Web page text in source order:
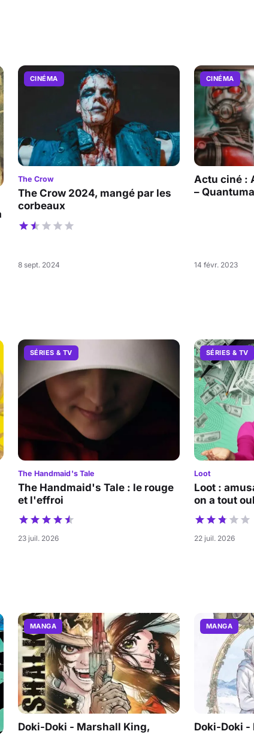
CINÉMA
The Crow
The Crow 2024, mangé par les
corbeaux
8 sept. 2024
CINÉMA
Actu ciné :
–
14 févr. 2023
SÉRIES & TV
The Handmaid's Tale
The Handmaid's Tale : le rouge
et l'effroi
23 juil. 2026
SÉRIES & TV
Loot
Loot :
on a tout
22 juil. 2026
MANGA
Doki-Doki - Marshall King,
MANGA
Doki-Doki -